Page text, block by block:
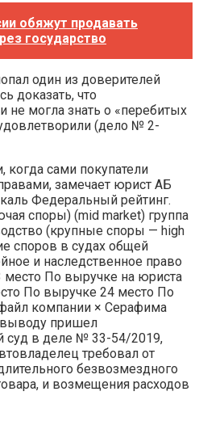
обяжут продавать
государство
один из доверителей
доказать, что
не могла знать о «перебитых
(дело № 2-
сами покупатели
замечает юрист АБ
Федеральный рейтинг.
споры) (mid market) группа
(крупные споры — high
споров в судах общей
и наследственное право
место По выручке на юриста
По выручке 24 место По
компании × Серафима
выводу пришел
суд в деле № 33-54/2019,
требовал от
безвозмездного
и возмещения расходов